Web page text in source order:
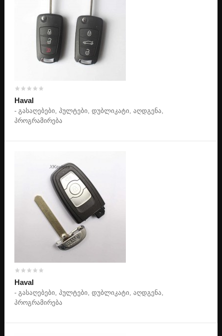
Haval
- გასაღებები, პულტები, დუბლიკატი, აღდგენა,
პროგრამირება
Haval
- გასაღებები, პულტები, დუბლიკატი, აღდგენა,
პროგრამირება